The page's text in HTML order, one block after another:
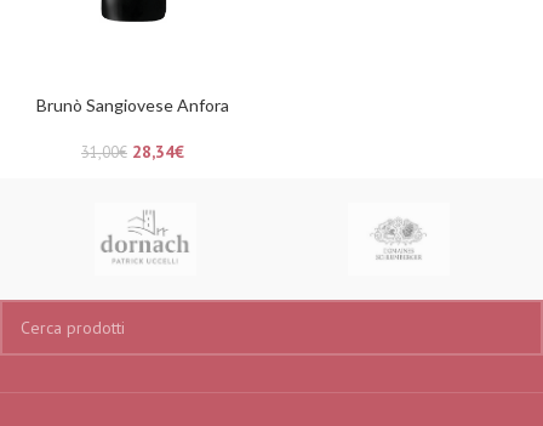
Brunò Sangiovese Anfora
31,00€ 28,34€